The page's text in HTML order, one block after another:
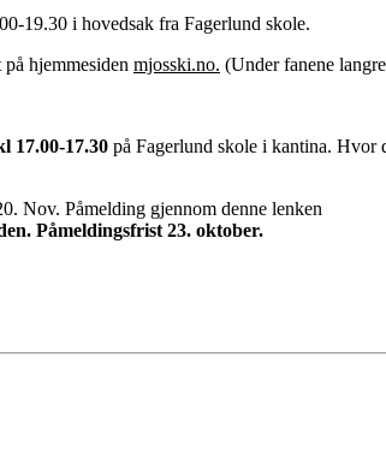
19.30 i hovedsak fra Fagerlund skole.
hjemmesiden mjosski.no. (Under fanene
17.00-17.30 på Fagerlund skole i kantina. Hvor
Nov. Påmelding gjennom denne lenken
Påmeldingsfrist 23. oktober.